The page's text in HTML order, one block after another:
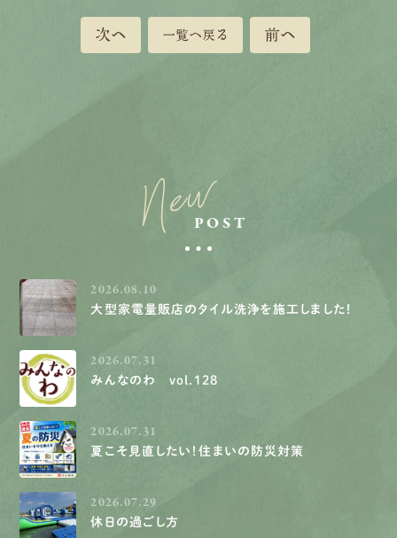
次へ 一覧へ戻る 前へ
NewPOST
2026.08.10
大型家電量販店のタイル洗浄を施工しました！
2026.07.31
みんなのわ vol.128
2026.07.31
夏こそ見直したい！住まいの防災対策
2026.07.29
休日の過ごし方